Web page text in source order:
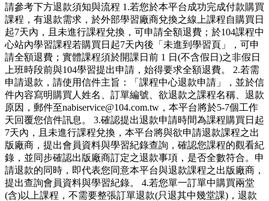
請參考下方退款須知與流程 1.若您於本平台成功完成付款購買
課程，有退款需求，於外部學習廠商兌換之線上課程自購買日
起7天內，且未進行課程兌換，可申請全額退費；於104課程中
心站內學習課程若購買日起7天內後「未進到學習頁」，可申
請全額退費；實體課程須於開課日前 1 日(不含假日)之非假日
上班時段前與104學習提出申請，始得要求全額退費。 2.若需
申請退款，請使用信件主旨：「課程中心退款申請」，並於信
件內容寫明購買人姓名、訂單編號、欲退款之課程名稱、退款
原因，郵件至nabiservice@104.com.tw，本平台將於5-7個工作
天回覆您信件訊息。 3.確認提出退款申請時間為課程購買日起
7天內，且未進行課程兌換，本平台將與欲申請退款課程之出
版廠商，提出會員資料與學習紀錄查詢，確認您課程的觀看紀
錄，並同步確認出版廠商訂定之退款事項，是否全數符合。申
請退款的同時，即代表您同意本平台與退款課程之出版廠商，
提出查詢會員資料與學習紀錄。 4.若您單一訂單中購買兩堂
(含)以上課程，不需要整張訂單退款(只退其中幾堂課)，退款